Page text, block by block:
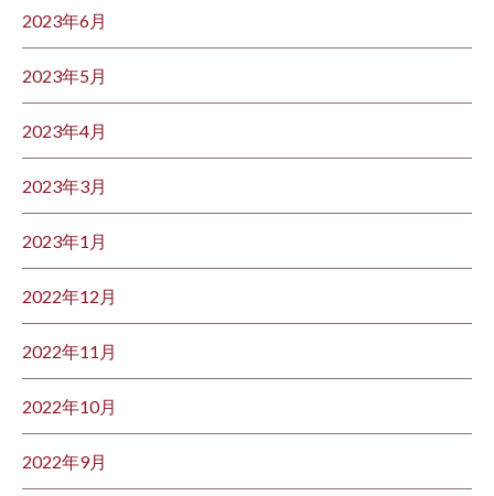
2023年6月
2023年5月
2023年4月
2023年3月
2023年1月
2022年12月
2022年11月
2022年10月
2022年9月